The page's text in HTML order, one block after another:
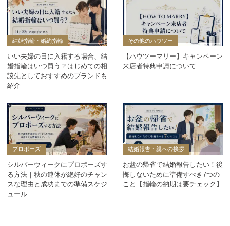
結婚指輪・婚約指輪
いい夫婦の日に入籍する場合、結
婚指輪はいつ買う？はじめての相
談先としておすすめのブランドも
紹介
その他のハウツー
【ハウツーマリー】キャンペーン
来店者特典申請について
プロポーズ
シルバーウィークにプロポーズす
る方法｜秋の連休が絶好のチャン
スな理由と成功までの準備スケジ
ュール
結婚報告・親への挨拶
お盆の帰省で結婚報告したい！後
悔しないために準備すべき7つの
こと【指輪の納期は要チェック】